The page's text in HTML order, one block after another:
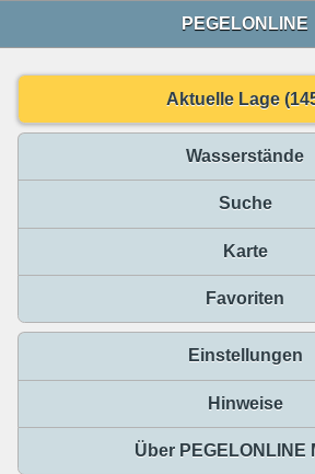
PEGELONLINE
Aktuelle Lage
Wasserstände
Suche
Karte
Favoriten
Einstellungen
Hinweise
Über PEGELONLINE